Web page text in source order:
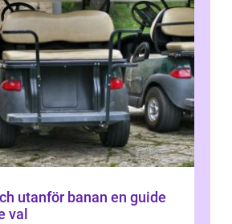
banan en guide
val